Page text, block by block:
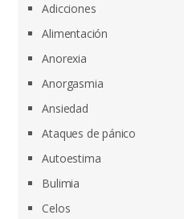
Adicciones
Alimentación
Anorexia
Anorgasmia
Ansiedad
Ataques de pánico
Autoestima
Bulimia
Celos